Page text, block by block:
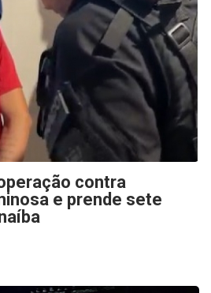
contra
e prende sete